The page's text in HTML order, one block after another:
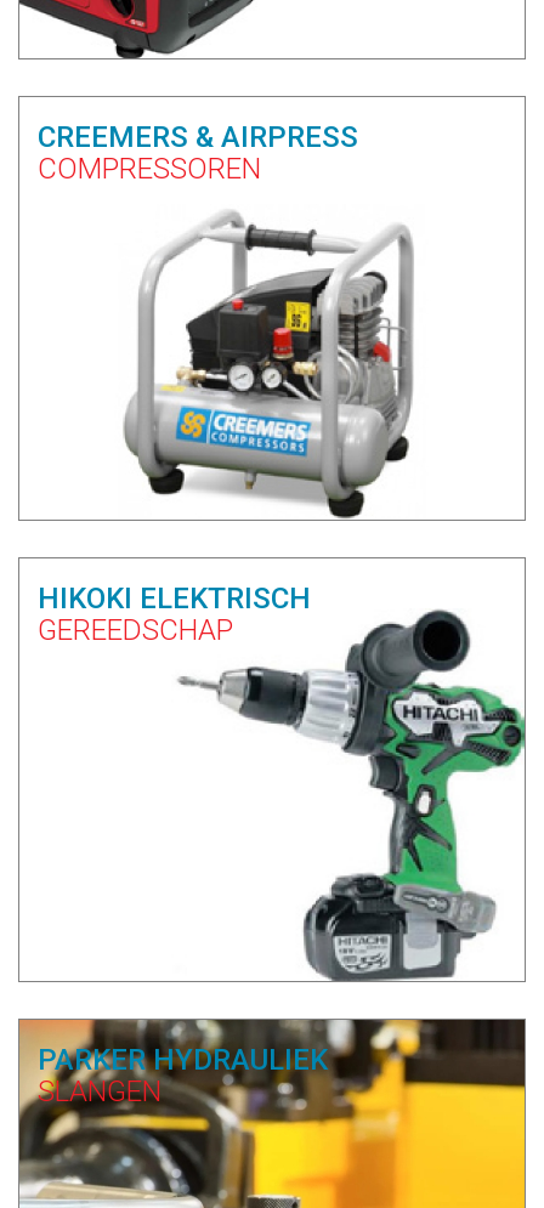
CREEMERS & AIRPRESS
COMPRESSOREN
HIKOKI ELEKTRISCH
GEREEDSCHAP
PARKER HYDRAULIEK
SLANGEN